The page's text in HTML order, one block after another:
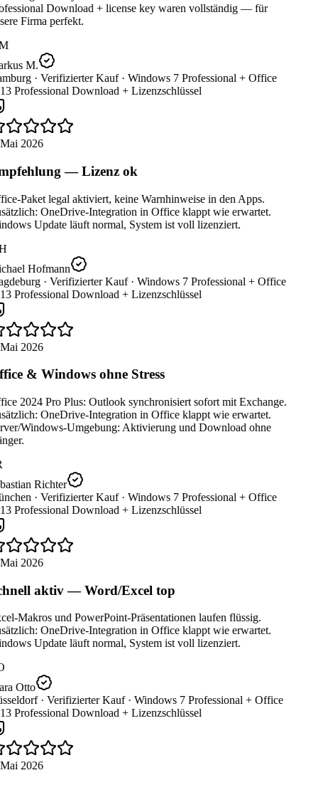
Download + license key waren vollständig — für
Firma perfekt.
M.
· Verifizierter Kauf · Windows 7 Professional + Office
Professional Download + Lizenzschlüssel
2026
— Lizenz ok
Paket legal aktiviert, keine Warnhinweise in den Apps.
OneDrive-Integration in Office klappt wie erwartet.
Update läuft normal, System ist voll lizenziert.
Hofmann
· Verifizierter Kauf · Windows 7 Professional + Office
Professional Download + Lizenzschlüssel
2026
& Windows ohne Stress
2024 Pro Plus: Outlook synchronisiert sofort mit Exchange.
OneDrive-Integration in Office klappt wie erwartet.
Windows-Umgebung: Aktivierung und Download ohne
Richter
· Verifizierter Kauf · Windows 7 Professional + Office
Professional Download + Lizenzschlüssel
2026
aktiv — Word/Excel top
Makros und PowerPoint-Präsentationen laufen flüssig.
OneDrive-Integration in Office klappt wie erwartet.
Update läuft normal, System ist voll lizenziert.
Otto
· Verifizierter Kauf · Windows 7 Professional + Office
Professional Download + Lizenzschlüssel
2026